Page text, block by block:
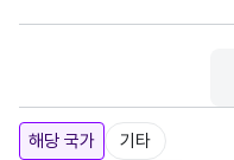
해당 국가
기타